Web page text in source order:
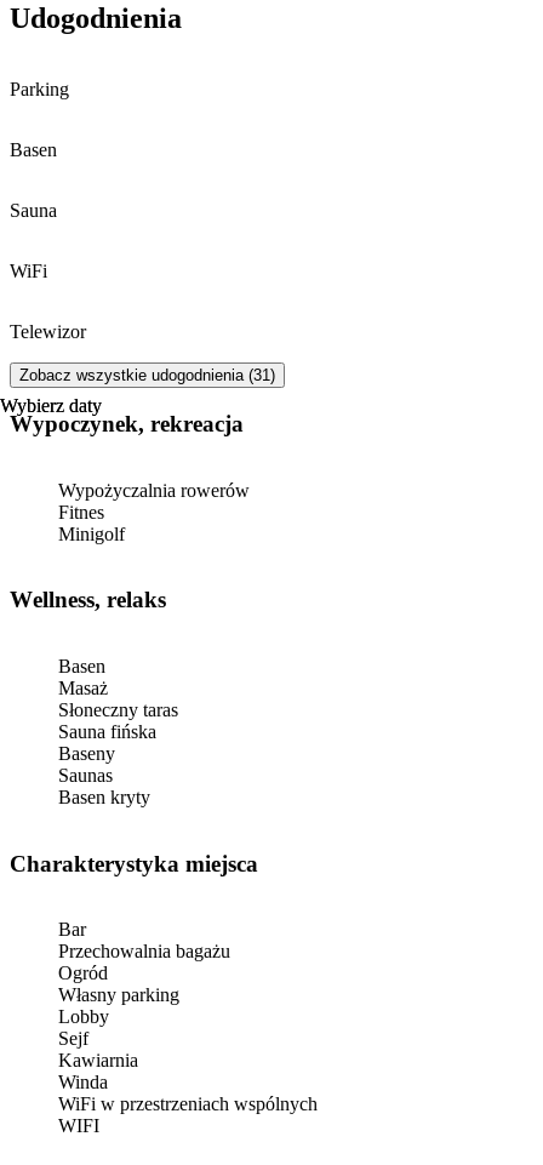
Wybierz daty
Wybierz daty
Udogodnienia
Parking
Basen
Sauna
WiFi
Telewizor
Zobacz wszystkie udogodnienia (31)
Wypoczynek, rekreacja
Wypożyczalnia rowerów
Fitnes
Minigolf
Wellness, relaks
Basen
Masaż
Słoneczny taras
Sauna fińska
Baseny
Saunas
Basen kryty
Charakterystyka miejsca
Bar
Przechowalnia bagażu
Ogród
Własny parking
Lobby
Sejf
Kawiarnia
Winda
WiFi w przestrzeniach wspólnych
WIFI